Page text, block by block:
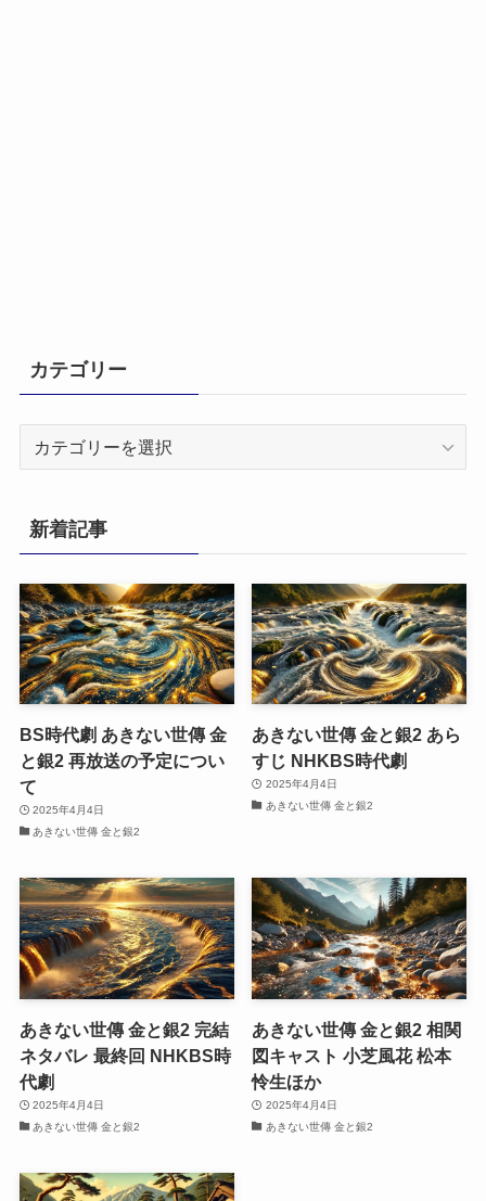
カテゴリー
リ
ー
新着記事
BS時代劇 あきない世傳 金
と銀2 再放送の予定につい
て
2025年4月4日
あきない世傳 金と銀2
あきない世傳 金と銀2 あら
すじ NHKBS時代劇
2025年4月4日
あきない世傳 金と銀2
あきない世傳 金と銀2 完結
ネタバレ 最終回 NHKBS時
代劇
2025年4月4日
あきない世傳 金と銀2
あきない世傳 金と銀2 相関
図キャスト 小芝風花 松本
怜生ほか
2025年4月4日
あきない世傳 金と銀2